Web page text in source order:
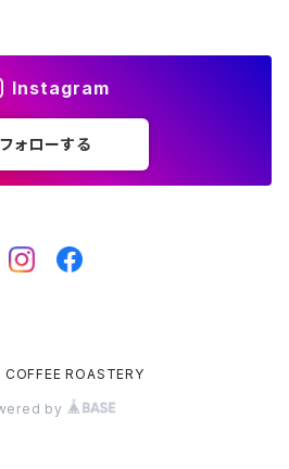
Instagram
フォローする
ROASTERY
by